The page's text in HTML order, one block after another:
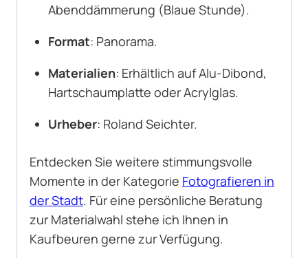
Abenddämmerung (Blaue Stunde).
Format: Panorama.
Materialien: Erhältlich auf Alu-Dibond,
Hartschaumplatte oder Acrylglas.
Urheber: Roland Seichter.
Entdecken Sie weitere stimmungsvolle
Momente in der Kategorie Fotografieren in
der Stadt. Für eine persönliche Beratung
zur Materialwahl stehe ich Ihnen in
Kaufbeuren gerne zur Verfügung.